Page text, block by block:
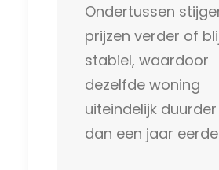
Ondertussen
prijzen verder of
stabiel, waardoor
dezelfde woning
uiteindelijk
dan een jaar